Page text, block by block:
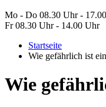
Mo - Do 08.30 Uhr -
Fr 08.30 Uhr - 14.00 Uhr
Startseite
Wie gefährlich ist
Wie